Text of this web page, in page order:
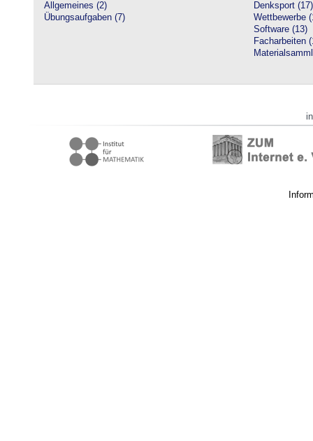
Allgemeines (2)
Übungsaufgaben (7)
Denksport (17)
Wettbewerbe
Software (13)
Facharbeiten